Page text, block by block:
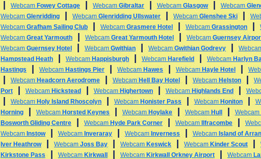
Webcam Fowey Cottage Webcam Gibraltar Webcam Glasgow Webcam
Webcam Glenridding Webcam Glenridding Ullswater Webcam Glenshee Ski
Webcam Grafham Sailing Club Webcam Grasmere Hotel Webcam Grassington
Webcam Great Yarmouth Webcam Great Yarmouth Hotel Webcam Guernsey
Webcam Guernsey Hotel Webcam Gwithian Webcam Gwithian Godrevy
Hampstead Heath
Webcam Happisburgh Webcam Harefield Webcam Harlyn
Hastings
Webcam Hastings Pier Webcam Hawes Webcam Hayle Hotel
Webcam Headcorn Aerodrome Webcam Hell Bay Hotel Webcam Helston
Port
Webcam Hickstead Webcam Highertown Webcam Highlands End
Webcam Holy Island Rhoscolyn Webcam Honister Pass Webcam Honiton
Horning
Webcam Horsted Keynes Webcam Hoylake Webcam Hull Webcam
Bosworth Gliding Centre
Webcam Hyde Park Corner Webcam Ilfracombe
Webcam Instow Webcam Inveraray Webcam Inverness Webcam Island of Arran
Iver Heathrow
Webcam Joss Bay Webcam Keswick Webcam Kinder Scout
Kirkstone Pass
Webcam Kirkwall Webcam Kirkwall Orkney Airport Webcam